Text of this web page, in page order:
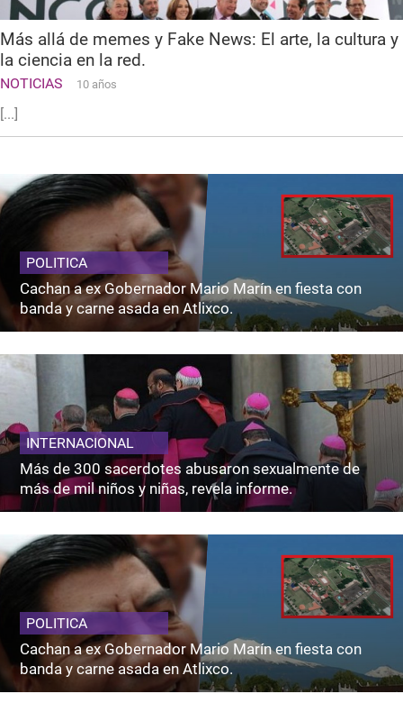
Más allá de memes y Fake News: El arte, la cultura y
la ciencia en la red.
NOTICIAS 10 años
[...]
POLITICA
Cachan a ex Gobernador Mario Marín en fiesta con
banda y carne asada en Atlixco.
INTERNACIONAL
Más de 300 sacerdotes abusaron sexualmente de
más de mil niños y niñas, revela informe.
POLITICA
Cachan a ex Gobernador Mario Marín en fiesta con
banda y carne asada en Atlixco.